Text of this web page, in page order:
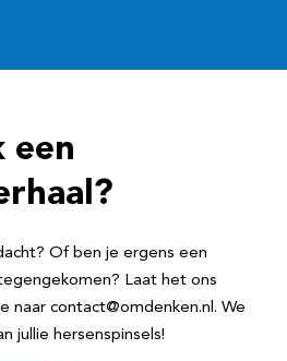
een
Of ben je ergens een
Laat het ons
naar contact@omdenken.nl. We
jullie hersenspinsels!